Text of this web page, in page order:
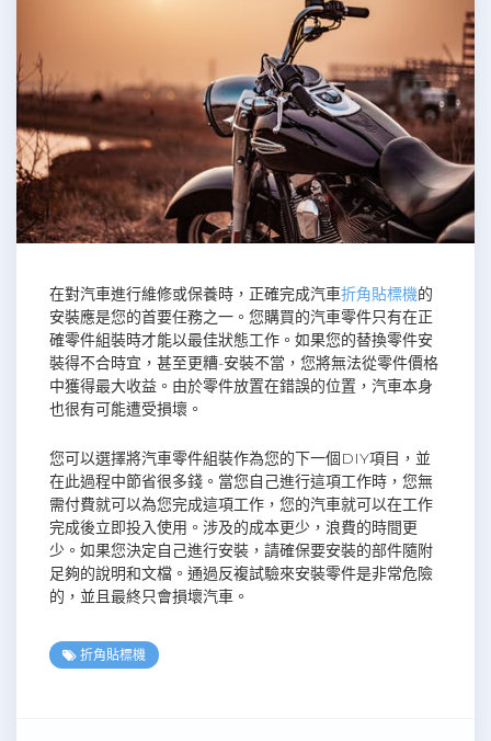
在對汽車進行維修或保養時，正確完成汽車折角貼標機的
安裝應是您的首要任務之一。您購買的汽車零件只有在正
確零件組裝時才能以最佳狀態工作。如果您的替換零件安
裝得不合時宜，甚至更糟-安裝不當，您將無法從零件價格
中獲得最大收益。由於零件放置在錯誤的位置，汽車本身
也很有可能遭受損壞。
您可以選擇將汽車零件組裝作為您的下一個DIY項目，並
在此過程中節省很多錢。當您自己進行這項工作時，您無
需付費就可以為您完成這項工作，您的汽車就可以在工作
完成後立即投入使用。涉及的成本更少，浪費的時間更
少。如果您決定自己進行安裝，請確保要安裝的部件隨附
足夠的說明和文檔。通過反複試驗來安裝零件是非常危險
的，並且最終只會損壞汽車。
折角貼標機